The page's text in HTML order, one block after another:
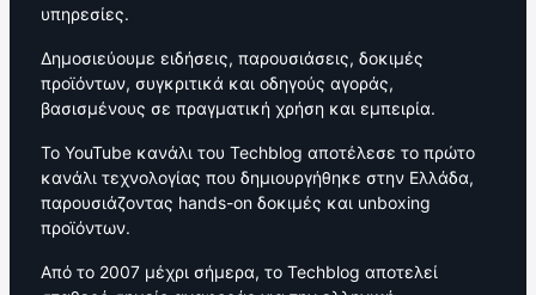
υπηρεσίες.
Δημοσιεύουμε ειδήσεις, παρουσιάσεις, δοκιμές
προϊόντων, συγκριτικά και οδηγούς αγοράς,
βασισμένους σε πραγματική χρήση και εμπειρία.
Το YouTube κανάλι του Techblog αποτέλεσε το πρώτο
κανάλι τεχνολογίας που δημιουργήθηκε στην Ελλάδα,
παρουσιάζοντας hands-on δοκιμές και unboxing
προϊόντων.
Από το 2007 μέχρι σήμερα, το Techblog αποτελεί